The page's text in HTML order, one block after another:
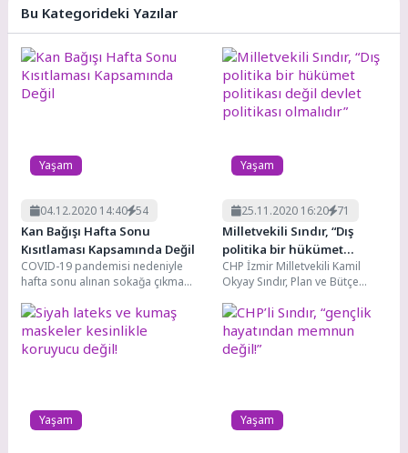
Bu Kategorideki Yazılar
Yaşam
04.12.2020 14:40 54
Kan Bağışı Hafta Sonu
Kısıtlaması Kapsamında Değil
COVID-19 pandemisi nedeniyle
hafta sonu alınan sokağa çıkma
tutuldu.
Kızılay’ın www.kanver.org sitesinden
randevu...
Yaşam
25.11.2020 16:20 71
Milletvekili Sındır, “Dış
politika bir hükümet
politikası değil devlet
politikası olmalıdır”
CHP İzmir Milletvekili Kamil
Okyay Sındır, Plan ve Bütçe
Bakanlığı’nın 2021 Yılı Bütçesi...
Yaşam Yaşam